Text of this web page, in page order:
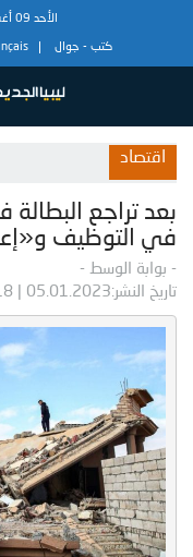
الأحد 09 أغسطس 2026
كتب - جوال
اقتصاد
في التوظيف
- بوابة الوسط -
تاريخ النشر:05.01.2023 | 22:18 GMT